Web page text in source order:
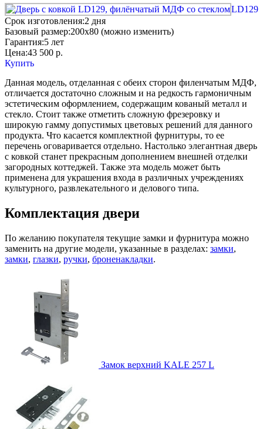
LD129
Срок изготовления:2 дня
Базовый размер:200x80 (можно изменить)
Гарантия:5 лет
Цена:43 500 р.
Купить
Данная модель, отделанная с обеих сторон филенчатым МДФ,
отличается достаточно сложным и на редкость гармоничным
эстетическим оформлением, содержащим кованый металл и
стекло. Стоит также отметить сложную фрезеровку и
широкую гамму допустимых цветовых решений для данного
продукта. Что касается комплектной фурнитуры, то ее
перечень оговаривается отдельно. Настолько элегантная дверь
с ковкой станет прекрасным дополнением внешней отделки
загородных коттеджей. Также эта модель может быть
применена для украшения входа в различных учреждениях
культурного, развлекательного и делового типа.
Комплектация двери
По желанию покупателя текущие замки и фурнитура можно
заменить на другие модели, указанные в разделах: замки,
замки, глазки, ручки, броненакладки.
Замок верхний KALE 257 L